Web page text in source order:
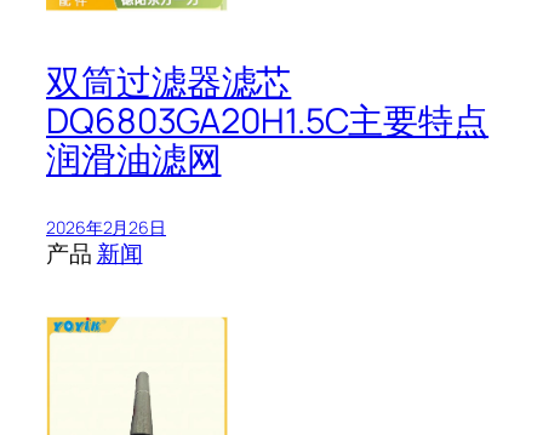
双筒过滤器滤芯
DQ6803GA20H1.5C主要特点
润滑油滤网
2026年2月26日
产品 新闻